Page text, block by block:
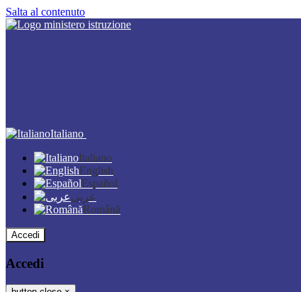
Salta al contenuto
Italiano
Italiano
English
Español
عربى
Română
Accedi
Accedi